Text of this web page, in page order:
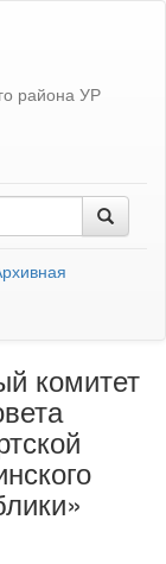
района УР
комитет